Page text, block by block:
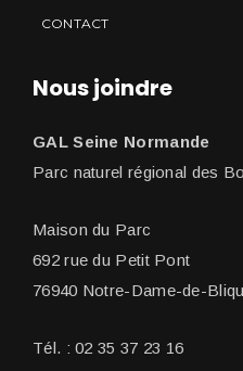
CONTACT
Nous joindre
GAL Seine Normande
Parc naturel régional des
Maison du Parc
692 rue du Petit Pont
76940 Notre-Dame-de-
Tél. : 02 35 37 23 16